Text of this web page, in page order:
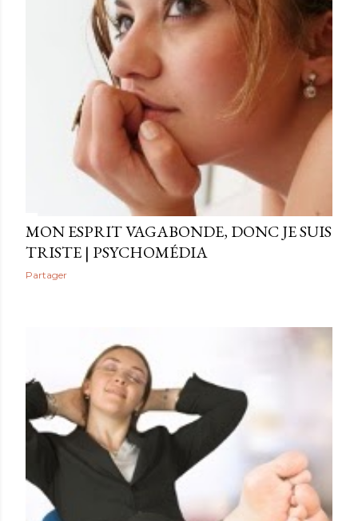
MON ESPRIT VAGABONDE, DONC JE SUIS
TRISTE | PSYCHOMÉDIA
Partager